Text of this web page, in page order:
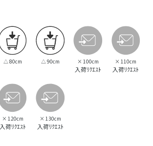
△ 80cm △ 90cm × 100cm
入荷ﾘｸｴｽﾄ
× 110cm
入荷ﾘｸｴｽﾄ
× 120cm
入荷ﾘｸｴｽﾄ
× 130cm
入荷ﾘｸｴｽﾄ